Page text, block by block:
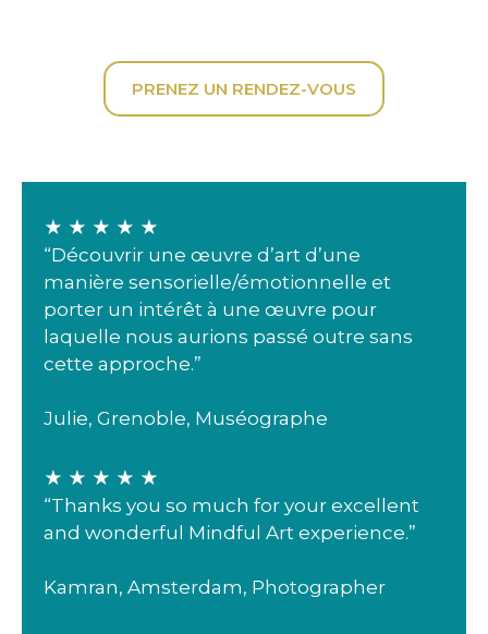
PRENEZ UN RENDEZ-VOUS
★ ★ ★ ★ ★
“Découvrir une œuvre d’art d’une
manière sensorielle/émotionnelle et
porter un intérêt à une œuvre pour
laquelle nous aurions passé outre sans
cette approche.”
Julie, Grenoble, Muséographe
★ ★ ★ ★ ★
“Thanks you so much for your excellent
and wonderful Mindful Art experience.”
Kamran, Amsterdam, Photographer